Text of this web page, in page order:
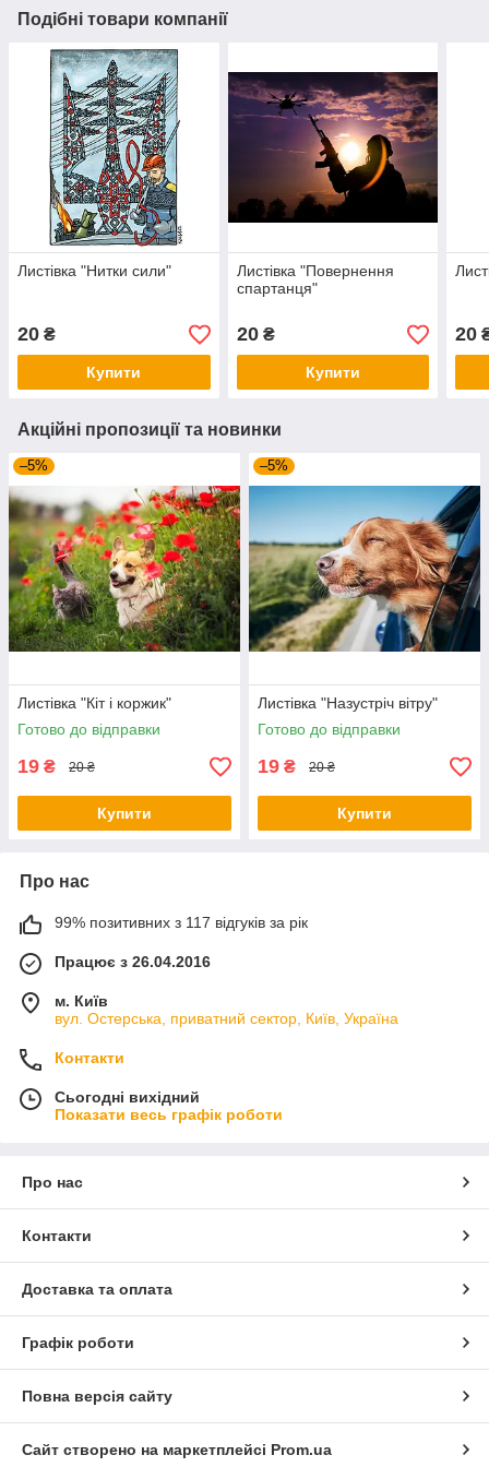
Подібні товари компанії
Листівка "Нитки сили"
20 ₴
Купити
Листівка "Повернення
спартанця"
20₴
Купити
20
Акційні пропозиції та новинки
–5%
Листівка "Кіт і коржик"
Готово до відправки
19 ₴ 20 ₴
Купити
–5%
Листівка "Назустріч вітру"
Готово до відправки
19 ₴ 20 ₴
Купити
Про нас
99% позитивних з 117 відгуків за рік
Працює з 26.04.2016
м. Київ
вул. Остерська, приватний сектор, Київ, Україна
Контакти
Сьогодні вихідний
Показати весь графік роботи
Про нас
Контакти
Доставка та оплата
Графік роботи
Повна версія сайту
Сайт створено на маркетплейсі Prom.ua